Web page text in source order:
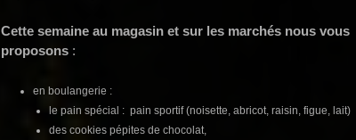
Cette semaine au magasin et sur les marchés nous vous
proposons :
en boulangerie :
le pain spécial : pain sportif (noisette, abricot, raisin, figue, lait)
des cookies pépites de chocolat,